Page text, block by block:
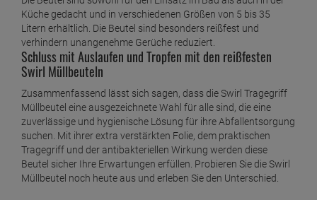
Küche gedacht und in verschiedenen Größen von 5 bis 35
Litern erhältlich. Die Beutel sind besonders reißfest und
verhindern unangenehme Gerüche reduziert.
Schluss mit Auslaufen und Tropfen mit den reißfesten
Swirl Müllbeuteln
Zusammenfassend lässt sich sagen, dass die Swirl Tragegriff
Müllbeutel eine ausgezeichnete Wahl für alle sind, die eine
zuverlässige und hygienische Lösung für ihre Abfallentsorgung
suchen. Mit ihrer extra verstärkten Folie, dem praktischen
Tragegriff und der antibakteriellen Wirkung werden diese
Beutel sicher Ihre Erwartungen erfüllen. Probieren Sie die Swirl
Müllbeutel noch heute aus und erleben Sie den Unterschied.